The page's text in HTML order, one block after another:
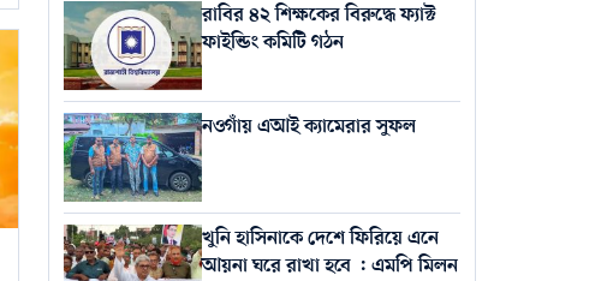
রাবির ৪২ শিক্ষকের বিরুদ্ধে ফ্যাক্ট
ফাইন্ডিং কমিটি গঠন
নওগাঁয় এআই ক্যামেরার সুফল
খুনি হাসিনাকে দেশে ফিরিয়ে এনে
আয়না ঘরে রাখা হবে : এমপি মিলন